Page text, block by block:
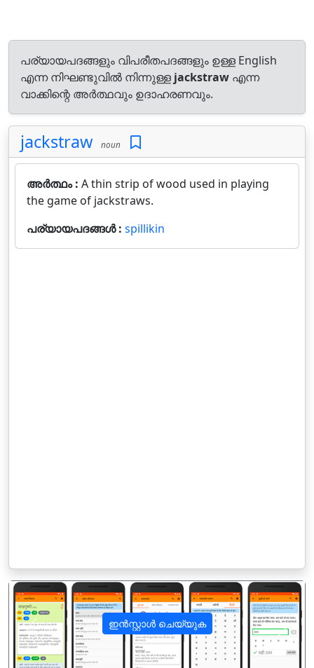
പര്യായപദങ്ങളും വിപരീതപദങ്ങളും ഉള്ള English
എന്ന നിഘണ്ടുവിൽ നിന്നുള്ള jackstraw എന്ന
വാക്കിന്റെ അർത്ഥവും ഉദാഹരണവും.
jackstraw noun
അർത്ഥം : A thin strip of wood used in playing
the game of jackstraws.
പര്യായപദങ്ങൾ : spillikin
ഇൻസ്റ്റാൾ ചെയ്യുക
पिछला अगला